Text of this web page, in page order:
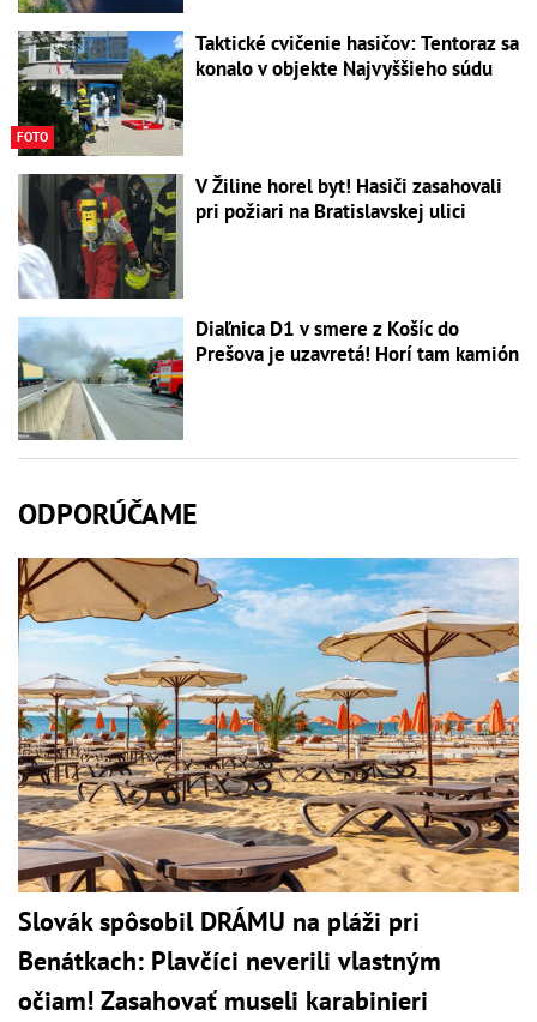
FOTO
Taktické cvičenie hasičov: Tentoraz sa
konalo v objekte Najvyššieho súdu
V Žiline horel byt! Hasiči zasahovali
pri požiari na Bratislavskej ulici
Diaľnica D1 v smere z Košíc do
Prešova je uzavretá! Horí tam kamión
ODPORÚČAME
Slovák spôsobil DRÁMU na pláži pri
Benátkach: Plavčíci neverili vlastným
očiam! Zasahovať museli karabinieri